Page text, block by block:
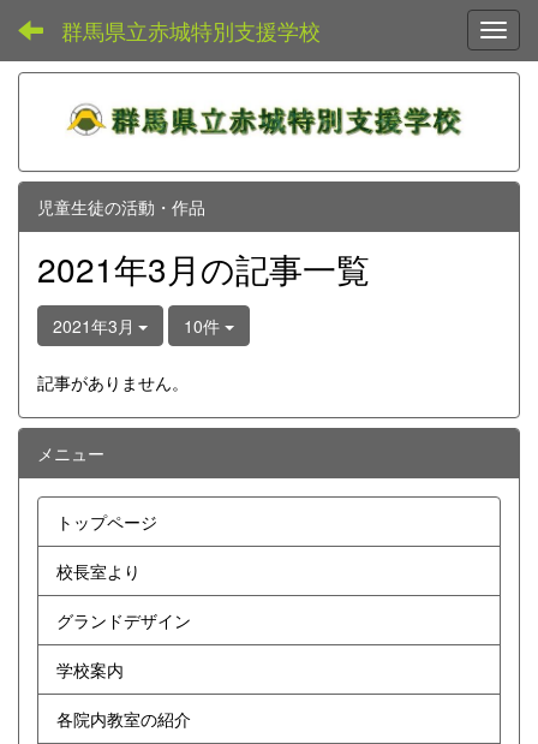
群馬県立赤城特別支援学校
児童生徒の活動・作品
2021年3月の記事一覧
2021年3月 10件
記事がありません。
メニュー
トップページ
校長室より
グランドデザイン
学校案内
各院内教室の紹介